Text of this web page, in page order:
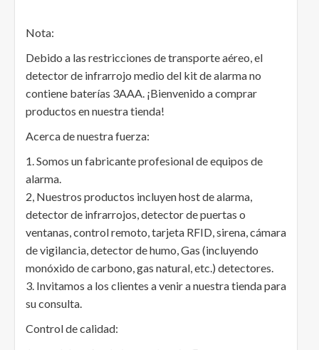
Nota:
Debido a las restricciones de transporte aéreo, el
detector de infrarrojo medio del kit de alarma no
contiene baterías 3AAA. ¡Bienvenido a comprar
productos en nuestra tienda!
Acerca de nuestra fuerza:
1. Somos un fabricante profesional de equipos de
alarma.
2, Nuestros productos incluyen host de alarma,
detector de infrarrojos, detector de puertas o
ventanas, control remoto, tarjeta RFID, sirena, cámara
de vigilancia, detector de humo, Gas (incluyendo
monóxido de carbono, gas natural, etc.) detectores.
3. Invitamos a los clientes a venir a nuestra tienda para
su consulta.
Control de calidad: